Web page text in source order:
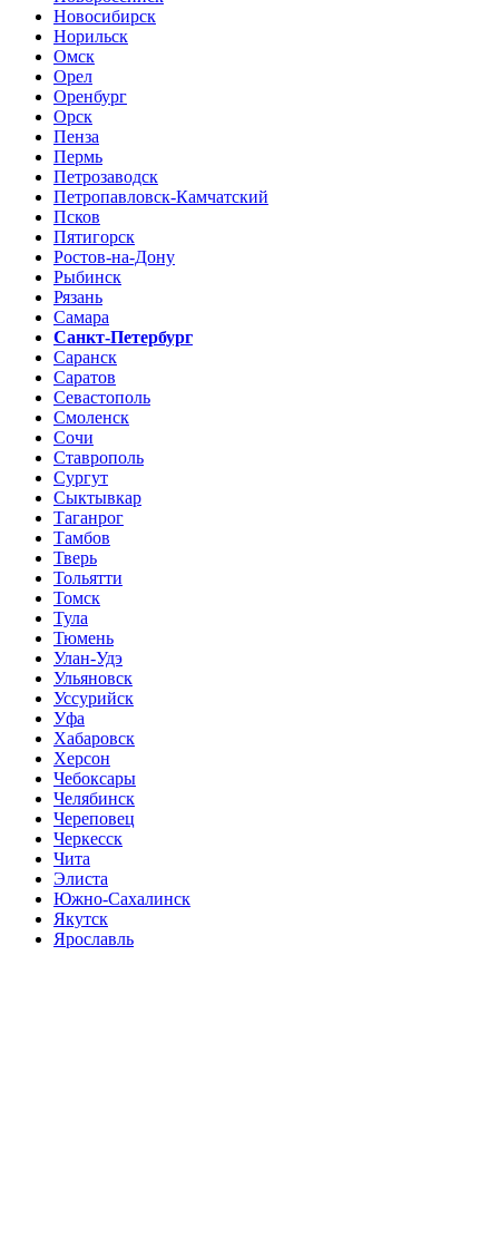
Новосибирск
Норильск
Омск
Орел
Оренбург
Орск
Пенза
Пермь
Петрозаводск
Петропавловск-Камчатский
Псков
Пятигорск
Ростов-на-Дону
Рыбинск
Рязань
Самара
Санкт-Петербург
Саранск
Саратов
Севастополь
Смоленск
Сочи
Ставрополь
Сургут
Сыктывкар
Таганрог
Тамбов
Тверь
Тольятти
Томск
Тула
Тюмень
Улан-Удэ
Ульяновск
Уссурийск
Уфа
Хабаровск
Херсон
Чебоксары
Челябинск
Череповец
Черкесск
Чита
Элиста
Южно-Сахалинск
Якутск
Ярославль